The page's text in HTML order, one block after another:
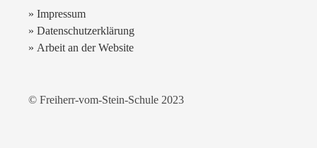
» Impressum
» Datenschutzerklärung
» Arbeit an der Website
© Freiherr-vom-Stein-Schule 2023